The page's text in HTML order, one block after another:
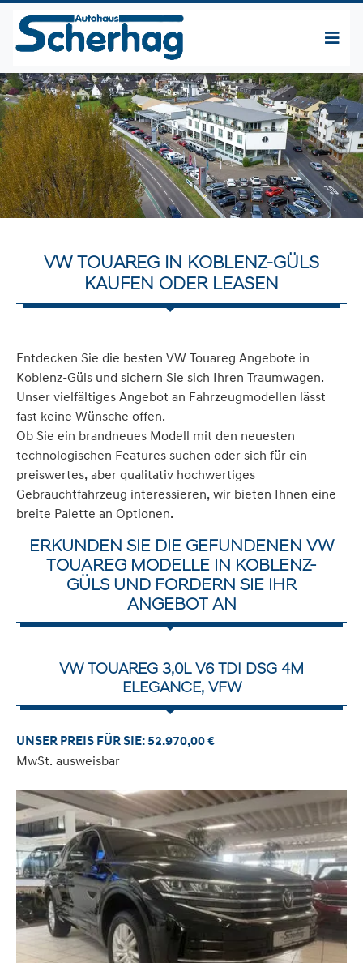
VW TOUAREG IN KOBLENZ-GÜLS
KAUFEN ODER LEASEN
Entdecken Sie die besten VW Touareg Angebote in
Koblenz-Güls und sichern Sie sich Ihren Traumwagen.
Unser vielfältiges Angebot an Fahrzeugmodellen lässt
fast keine Wünsche offen.
Ob Sie ein brandneues Modell mit den neuesten
technologischen Features suchen oder sich für ein
preiswertes, aber qualitativ hochwertiges
Gebrauchtfahrzeug interessieren, wir bieten Ihnen eine
breite Palette an Optionen.
ERKUNDEN SIE DIE GEFUNDENEN VW
TOUAREG MODELLE IN KOBLENZ-
GÜLS UND FORDERN SIE IHR
ANGEBOT AN
VW TOUAREG 3,0L V6 TDI DSG 4M
ELEGANCE, VFW
UNSER PREIS FÜR SIE: 52.970,00 €
MwSt. ausweisbar